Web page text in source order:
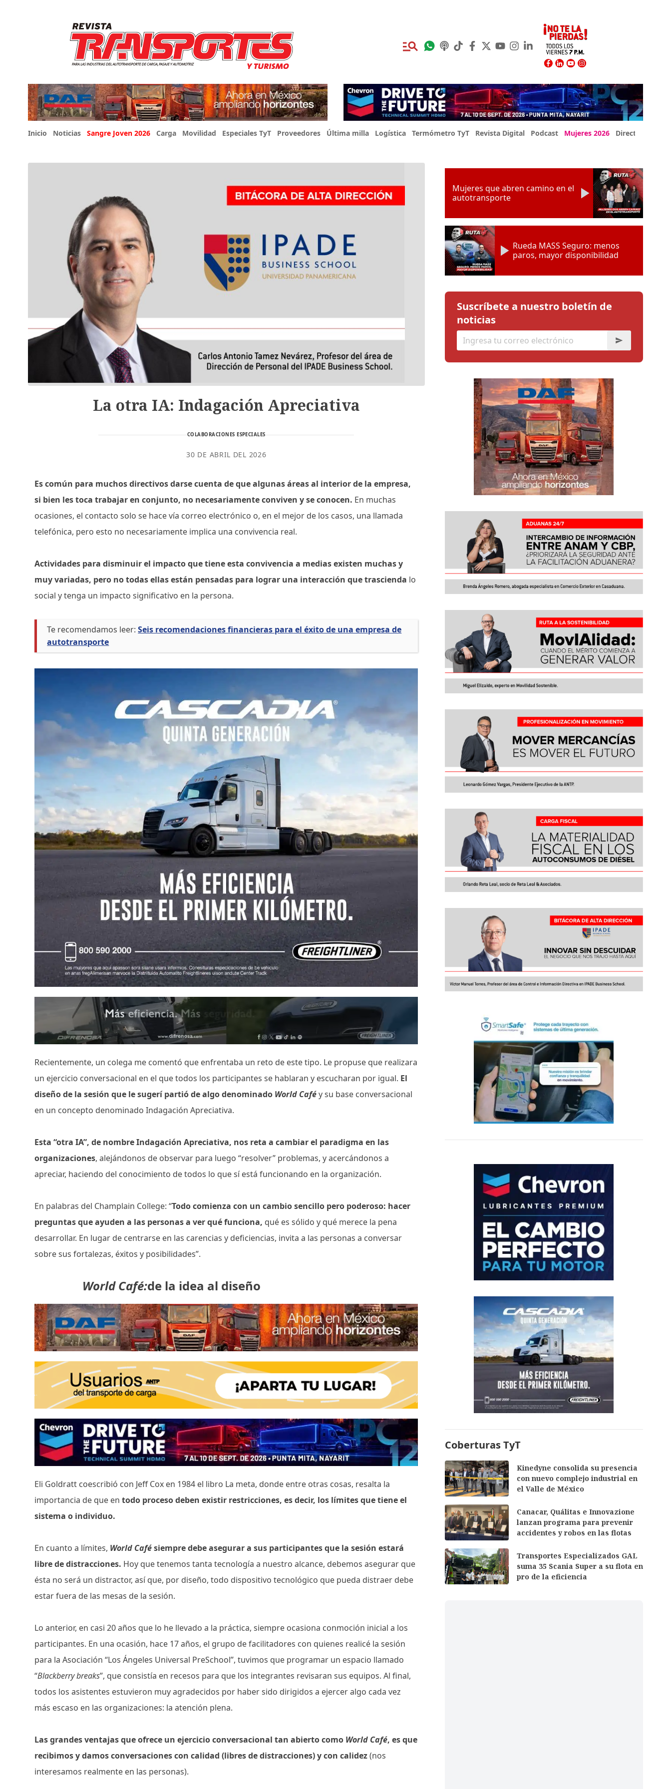
Inicio Noticias Sangre Joven 2026 Carga Movilidad Especiales TyT Proveedores Última milla Logística Termómetro TyT Revista Digital Podcast Mujeres 2026 Directorio Expo
La otra IA: Indagación Apreciativa
COLABORACIONES ESPECIALES
30 DE ABRIL DEL 2026
Es común para muchos directivos darse cuenta de que algunas áreas al interior de la empresa,
si bien les toca trabajar en conjunto, no necesariamente conviven y se conocen. En muchas
ocasiones, el contacto solo se hace vía correo electrónico o, en el mejor de los casos, una llamada
telefónica, pero esto no necesariamente implica una convivencia real.
Actividades para disminuir el impacto que tiene esta convivencia a medias existen muchas y
muy variadas, pero no todas ellas están pensadas para lograr una interacción que trascienda lo
social y tenga un impacto significativo en la persona.
Te recomendamos leer: Seis recomendaciones financieras para el éxito de una empresa de
autotransporte
Recientemente, un colega me comentó que enfrentaba un reto de este tipo. Le propuse que realizara
un ejercicio conversacional en el que todos los participantes se hablaran y escucharan por igual. El
diseño de la sesión que le sugerí partió de algo denominado World Caféy su base conversacional
en un concepto denominado Indagación Apreciativa.
Esta “otra IA”, de nombre Indagación Apreciativa, nos reta a cambiar el paradigma en las
organizaciones, alejándonos de observar para luego “resolver” problemas, y acercándonos a
apreciar, haciendo del conocimiento de todos lo que sí está funcionando en la organización.
En palabras del Champlain College: “Todo comienza con un cambio sencillo pero poderoso: hacer
preguntas que ayuden a las personas a ver qué funciona, qué es sólido y qué merece la pena
desarrollar. En lugar de centrarse en las carencias y deficiencias, invita a las personas a conversar
sobre sus fortalezas, éxitos y posibilidades”.
World Café:de la idea al diseño
Eli Goldratt coescribió con Jeff Cox en 1984 el libro La meta, donde entre otras cosas, resalta la
importancia de que en todo proceso deben existir restricciones, es decir, los límites que tiene el
sistema o individuo.
En cuanto a límites, World Cafésiempre debe asegurar a sus participantes que la sesión estará
libre de distracciones. Hoy que tenemos tanta tecnología a nuestro alcance, debemos asegurar que
ésta no será un distractor, así que, por diseño, todo dispositivo tecnológico que pueda distraer debe
estar fuera de las mesas de la sesión.
Lo anterior, en casi 20 años que lo he llevado a la práctica, siempre ocasiona conmoción inicial a los
participantes. En una ocasión, hace 17 años, el grupo de facilitadores con quienes realicé la sesión
para la Asociación “Los Ángeles Universal PreSchool”, tuvimos que programar un espacio llamado
“Blackberry breaks”, que consistía en recesos para que los integrantes revisaran sus equipos. Al final,
todos los asistentes estuvieron muy agradecidos por haber sido dirigidos a ejercer algo cada vez
más escaso en las organizaciones: la atención plena.
Las grandes ventajas que ofrece un ejercicio conversacional tan abierto como World Café, es que
recibimos y damos conversaciones con calidad (libres de distracciones) y con calidez(nos
interesamos realmente en las personas).
Mujeres que abren camino en el
autotransporte
Rueda MASS Seguro: menos
paros, mayor disponibilidad
Suscríbete a nuestro boletín de
noticias
Coberturas TyT
Kinedyne consolida su presencia
con nuevo complejo industrial en
el Valle de México
Canacar, Quálitas e Innovazione
lanzan programa para prevenir
accidentes y robos en las flotas
Transportes Especializados GAL
suma 35 Scania Super a su flota en
pro de la eficiencia